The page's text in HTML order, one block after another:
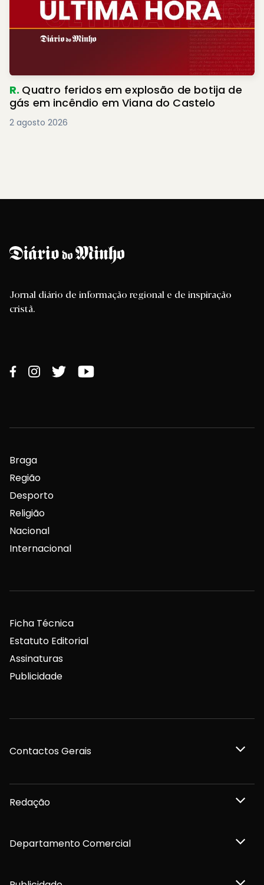
R. Quatro feridos em explosão de botija de
gás em incêndio em Viana do Castelo
2 agosto 2026
Jornal diário de informação regional e de inspiração
cristã.
Braga
Região
Desporto
Religião
Nacional
Internacional
Ficha Técnica
Estatuto Editorial
Assinaturas
Publicidade
Contactos Gerais
Redação
Departamento Comercial